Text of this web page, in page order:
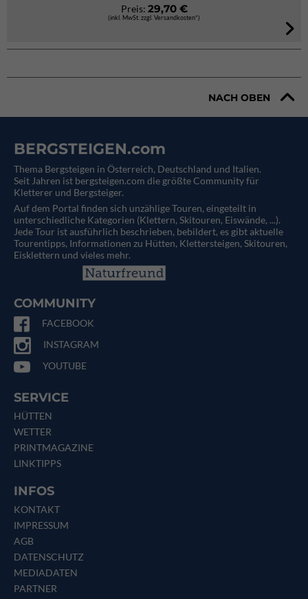
Preis: 29,70 €
(inkl. MwSt. zzgl. Versandkosten*)
NACH OBEN
BERGSTEIGEN.com
Thema Bergsteigen in Österreich, Deutschland und Italien.
Seit Jahren ist bergsteigen.com die größte Community für
Kletterer und Bergsteiger.
Auf dem Portal finden sich unzählige Touren, eingeteilt in
unterschiedliche Kategorien (Klettern, Skitouren, Eiswände, ...).
Jede Tour ist ausführlich beschrieben, bebildert, es gibt aktuelle
Tourentipps, Informationen zu Hütten, Klettersteigen, Skitouren,
Eisklettern und vieles mehr.
COMMUNITY
FACEBOOK
INSTAGRAM
YOUTUBE
SERVICE
HÜTTEN
WETTER
PRINTMAGAZINE
LINKTIPPS
INFOS
KONTAKT
IMPRESSUM
AGB
DATENSCHUTZ
MEDIADATEN
PARTNER